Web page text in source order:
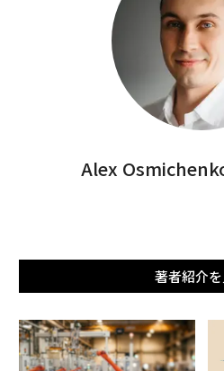
Alex
著者紹介